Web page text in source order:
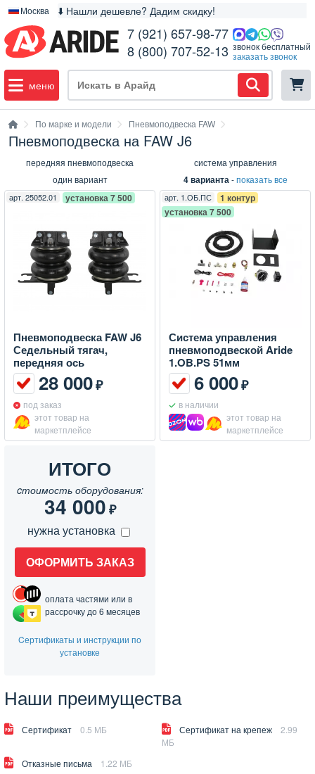
Москва ⬇️ Нашли дешевле? Дадим скидку!
7 (921) 657-98-77
8 (800) 707-52-13 звонок бесплатный
заказать звонок
меню
По марке и модели Пневмоподвеска FAW
Пневмоподвеска на FAW J6
передняя пневмоподвеска
один вариант
арт. 25052.01 установка 7 500
Пневмоподвеска FAW J6
Седельный тягач,
передняя ось
28 000₽
под заказ
этот товар на
маркетплейсе
система управления
4 варианта -показать все
арт. 1.ОБ.ПС
1 контур
установка 7 500
Система управления
пневмоподвеской Aride
1.OB.PS 51мм
6 000₽
в наличии
этот товар на
маркетплейсе
ИТОГО
cтоимость оборудования:
34 000₽
нужна установка
ОФОРМИТЬ ЗАКАЗ
оплата частями или в
рассрочку до 6 месяцев
Cертификаты и инструкции по
установке
Наши преимущества
Сертификат 0.5 МБ Сертификат на крепеж
2.99
МБ
Отказные письма
1.22 МБ